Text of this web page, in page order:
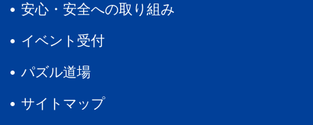
安心・安全への取り組み
イベント受付
パズル道場
サイトマップ